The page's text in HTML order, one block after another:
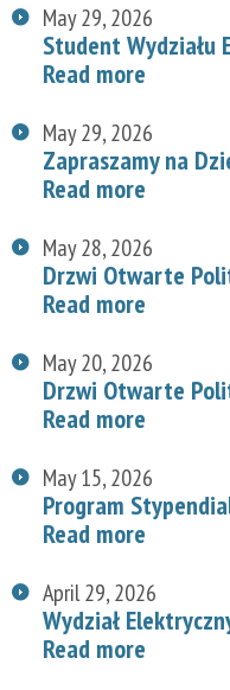
May 29, 2026
Student Wydziału
Read more
May 29, 2026
Zapraszamy na
Read more
May 28, 2026
Drzwi Otwarte
Read more
May 20, 2026
Drzwi Otwarte
Read more
May 15, 2026
Program
Read more
April 29, 2026
Wydział
Read more